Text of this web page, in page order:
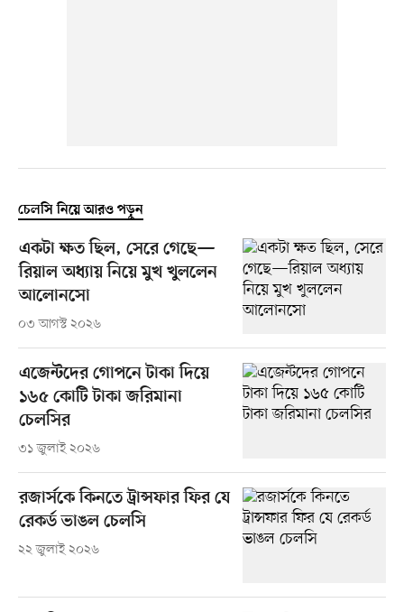
চেলসি নিয়ে আরও পড়ুন
একটা ক্ষত ছিল, সেরে গেছে—
রিয়াল অধ্যায় নিয়ে মুখ খুললেন
আলোনসো
০৩ আগস্ট ২০২৬
এজেন্টদের গোপনে টাকা দিয়ে
১৬৫ কোটি টাকা জরিমানা
চেলসির
৩১ জুলাই ২০২৬
রজার্সকে কিনতে ট্রান্সফার ফির যে
রেকর্ড ভাঙল চেলসি
২২ জুলাই ২০২৬